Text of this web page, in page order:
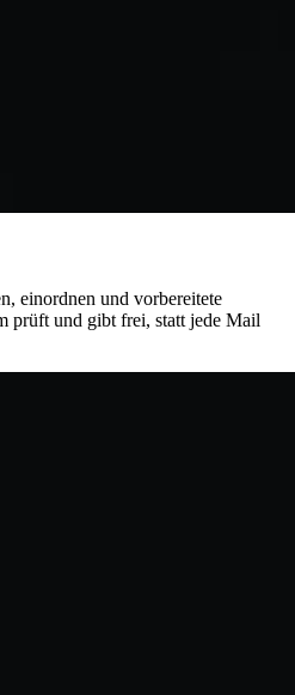
einordnen und vorbereitete
prüft und gibt frei, statt jede Mail